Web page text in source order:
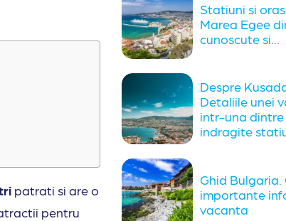
patrati si are o
pentru
Statiuni si
Marea Egee
cunoscute si...
Despre
Detaliile unei
intr-una dintre
indragite
Ghid Bulgaria.
importante
vacanta